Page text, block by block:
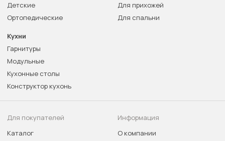
Детские
Ортопедические
Для прихожей
Для спальни
Кухни
Гарнитуры
Модульные
Кухонные столы
Конструктор кухонь
Для покупателей
Каталог
Информация
О компании